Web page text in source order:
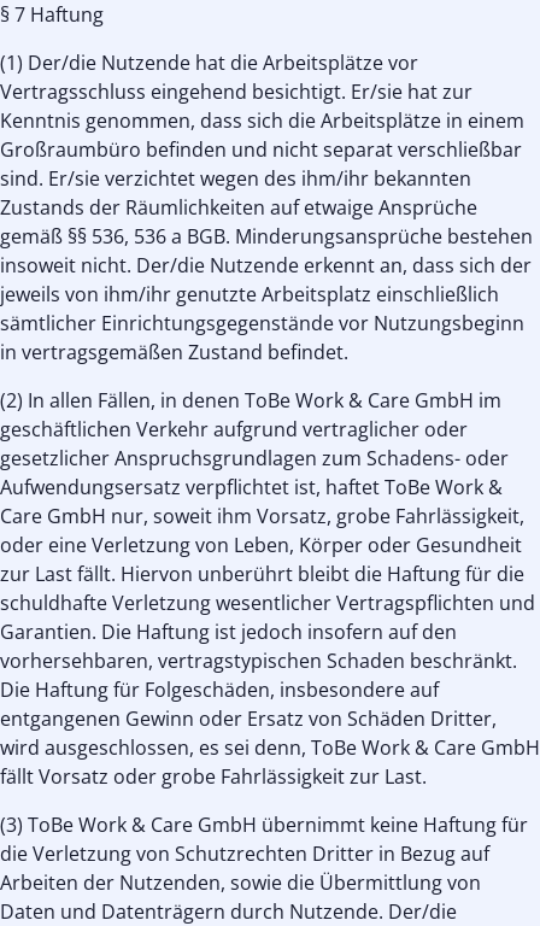
§ 7 Haftung
(1) Der/die Nutzende hat die Arbeitsplätze vor
Vertragsschluss eingehend besichtigt. Er/sie hat zur
Kenntnis genommen, dass sich die Arbeitsplätze in einem
Großraumbüro befinden und nicht separat verschließbar
sind. Er/sie verzichtet wegen des ihm/ihr bekannten
Zustands der Räumlichkeiten auf etwaige Ansprüche
gemäß §§ 536, 536 a BGB. Minderungsansprüche bestehen
insoweit nicht. Der/die Nutzende erkennt an, dass sich der
jeweils von ihm/ihr genutzte Arbeitsplatz einschließlich
sämtlicher Einrichtungsgegenstände vor Nutzungsbeginn
in vertragsgemäßen Zustand befindet.
(2) In allen Fällen, in denen ToBe Work & Care GmbH im
geschäftlichen Verkehr aufgrund vertraglicher oder
gesetzlicher Anspruchsgrundlagen zum Schadens- oder
Aufwendungsersatz verpflichtet ist, haftet ToBe Work &
Care GmbH nur, soweit ihm Vorsatz, grobe Fahrlässigkeit,
oder eine Verletzung von Leben, Körper oder Gesundheit
zur Last fällt. Hiervon unberührt bleibt die Haftung für die
schuldhafte Verletzung wesentlicher Vertragspflichten und
Garantien. Die Haftung ist jedoch insofern auf den
vorhersehbaren, vertragstypischen Schaden beschränkt.
Die Haftung für Folgeschäden, insbesondere auf
entgangenen Gewinn oder Ersatz von Schäden Dritter,
wird ausgeschlossen, es sei denn, ToBe Work & Care GmbH
fällt Vorsatz oder grobe Fahrlässigkeit zur Last.
(3) ToBe Work & Care GmbH übernimmt keine Haftung für
die Verletzung von Schutzrechten Dritter in Bezug auf
Arbeiten der Nutzenden, sowie die Übermittlung von
Daten und Datenträgern durch Nutzende. Der/die